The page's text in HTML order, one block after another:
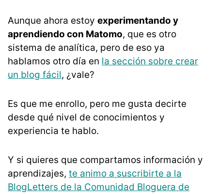
Aunque ahora estoy experimentando y
aprendiendo con Matomo, que es otro
sistema de analítica, pero de eso ya
hablamos otro día en la sección sobre crear
un blog fácil, ¿vale?
Es que me enrollo, pero me gusta decirte
desde qué nivel de conocimientos y
experiencia te hablo.
Y si quieres que compartamos información y
aprendizajes, te animo a suscribirte a la
BlogLetters de la Comunidad Bloguera de